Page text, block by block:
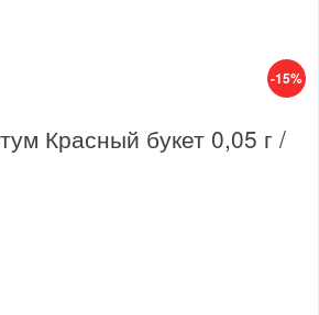
-15%
Красный букет 0,05 г /